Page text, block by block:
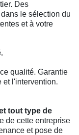
Des
le sélection du
et à votre
qualité. Garantie
l'intervention.
tout type de
de cette entreprise
et pose de